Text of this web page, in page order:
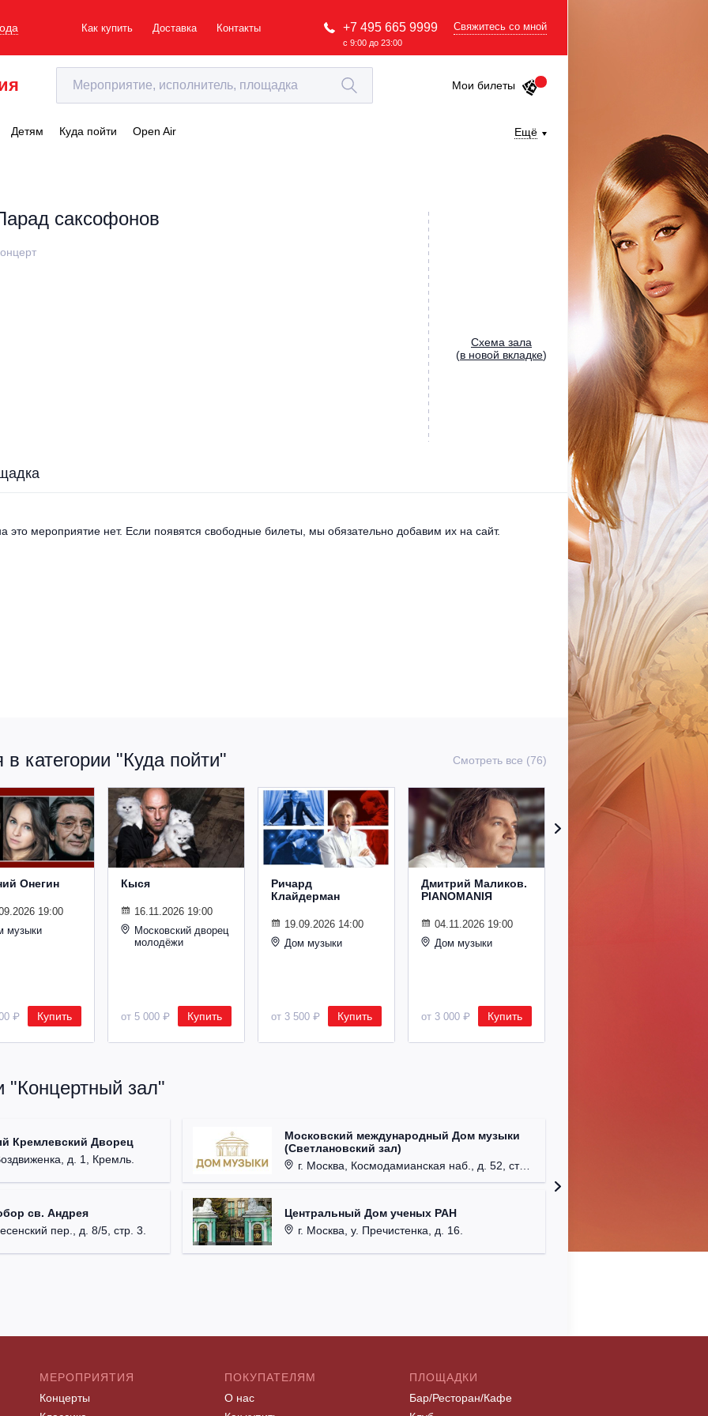
Как купить Доставка Контакты +7 495 665 9999
с 9:00 до 23:00
Свяжитесь со мной
Мои билеты
Детям Куда пойти Open Air Ещё
саксофонов
Cхема зала
(в новой вкладке)
это мероприятие нет. Если появятся свободные билеты, мы обязательно добавим их на сайт.
категории "Куда пойти" Смотреть все (76)
Онегин
19:00
музыки
₽ Купить
Кыся
16.11.2026 19:00
Московский дворец
молодёжи
от 5 000 ₽ Купить
Ричард
Клайдерман
19.09.2026 14:00
Дом музыки
от 3 500 ₽ Купить
Дмитрий Маликов.
PIANOMANIЯ
04.11.2026 19:00
Дом музыки
от 3 000 ₽ Купить
"Концертный зал"
Кремлевский Дворец
д. 1, Кремль.
св. Андрея
пер., д. 8/5, стр. 3.
Московский международный Дом музыки
(Светлановский зал)
г. Москва, Космодамианская наб., д. 52, стр. 8.
Центральный Дом ученых РАН
г. Москва, у. Пречистенка, д. 16.
МЕРОПРИЯТИЯ
Концерты
ПОКУПАТЕЛЯМ
О нас
ПЛОЩАДКИ
Бар/Ресторан/Кафе